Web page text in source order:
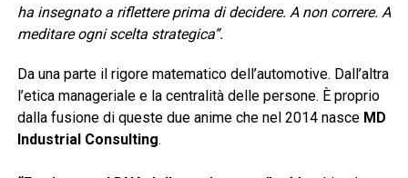
ha insegnato a riflettere prima di decidere. A non correre. A
meditare ogni scelta strategica”.
Da una parte il rigore matematico dell’automotive. Dall’altra
l’etica manageriale e la centralità delle persone. È proprio
dalla fusione di queste due anime che nel 2014 nasce MD
Industrial Consulting.